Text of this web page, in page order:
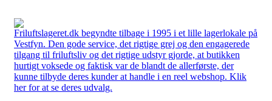
Friluftslageret.dk begyndte tilbage i 1995 i et lille lagerlokale på
Vestfyn. Den gode service, det rigtige grej og den engagerede
tilgang til friluftsliv og det rigtige udstyr gjorde, at butikken
hurtigt voksede og faktisk var de blandt de allerførste, der
kunne tilbyde deres kunder at handle i en reel webshop. Klik
her for at se deres udvalg.